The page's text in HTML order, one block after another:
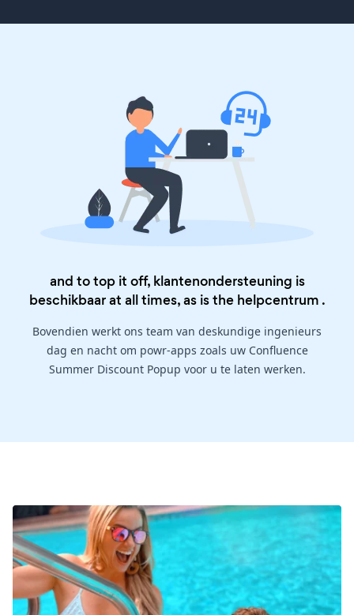
and to top it off, klantenondersteuning is
beschikbaar at all times, as is the helpcentrum .
Bovendien werkt ons team van deskundige ingenieurs
dag en nacht om powr-apps zoals uw Confluence
Summer Discount Popup voor u te laten werken.